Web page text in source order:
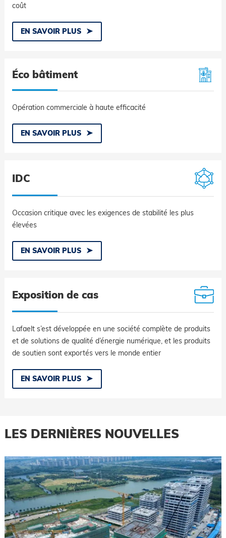
coût
EN SAVOIR PLUS
Éco bâtiment
Opération commerciale à haute efficacité
EN SAVOIR PLUS
IDC
Occasion critique avec les exigences de stabilité les plus
élevées
EN SAVOIR PLUS
Exposition de cas
Lafaelt s’est développée en une société complète de produits
et de solutions de qualité d’énergie numérique, et les produits
de soutien sont exportés vers le monde entier
EN SAVOIR PLUS
LES DERNIÈRES NOUVELLES